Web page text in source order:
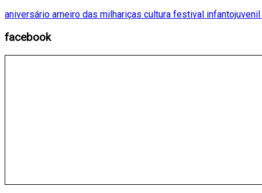
aniversário arneiro das milhariças cultura festival infantojuvenil
facebook